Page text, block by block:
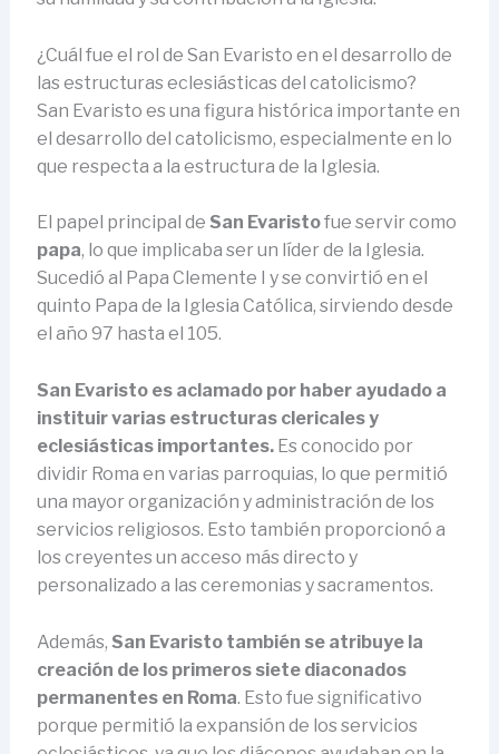
¿Cuál fue el rol de San Evaristo en el desarrollo de
las estructuras eclesiásticas del catolicismo?
San Evaristo es una figura histórica importante en
el desarrollo del catolicismo, especialmente en lo
que respecta a la estructura de la Iglesia.
El papel principal de San Evaristofue servir como
papa, lo que implicaba ser un líder de la Iglesia.
Sucedió al Papa Clemente I y se convirtió en el
quinto Papa de la Iglesia Católica, sirviendo desde
el año 97 hasta el 105.
San Evaristo es aclamado por haber ayudado a
instituir varias estructuras clericales y
eclesiásticas importantes.Es conocido por
dividir Roma en varias parroquias, lo que permitió
una mayor organización y administración de los
servicios religiosos. Esto también proporcionó a
los creyentes un acceso más directo y
personalizado a las ceremonias y sacramentos.
Además, San Evaristo también se atribuye la
creación de los primeros siete diaconados
permanentes en Roma. Esto fue significativo
porque permitió la expansión de los servicios